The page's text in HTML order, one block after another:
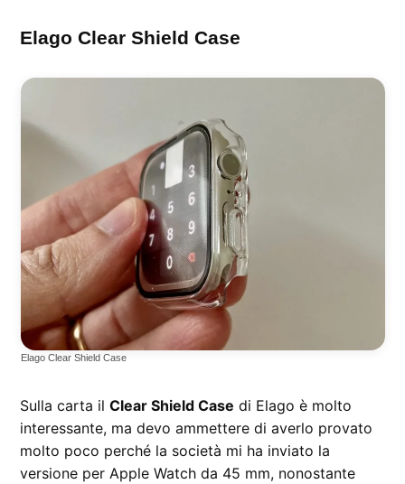
Elago Clear Shield Case
Elago Clear Shield Case
Sulla carta ilClear Shield Case di Elago è molto
interessante, ma devo ammettere di averlo provato
molto poco perché la società mi ha inviato la
versione per Apple Watch da 45 mm, nonostante